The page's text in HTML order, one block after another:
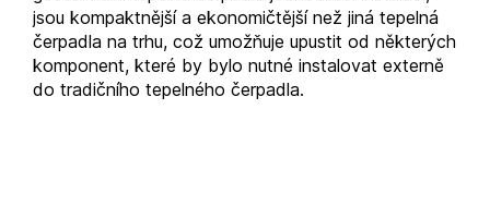
jsou kompaktnější a ekonomičtější než jiná tepelná
čerpadla na trhu, což umožňuje upustit od některých
komponent, které by bylo nutné instalovat externě
do tradičního tepelného čerpadla.